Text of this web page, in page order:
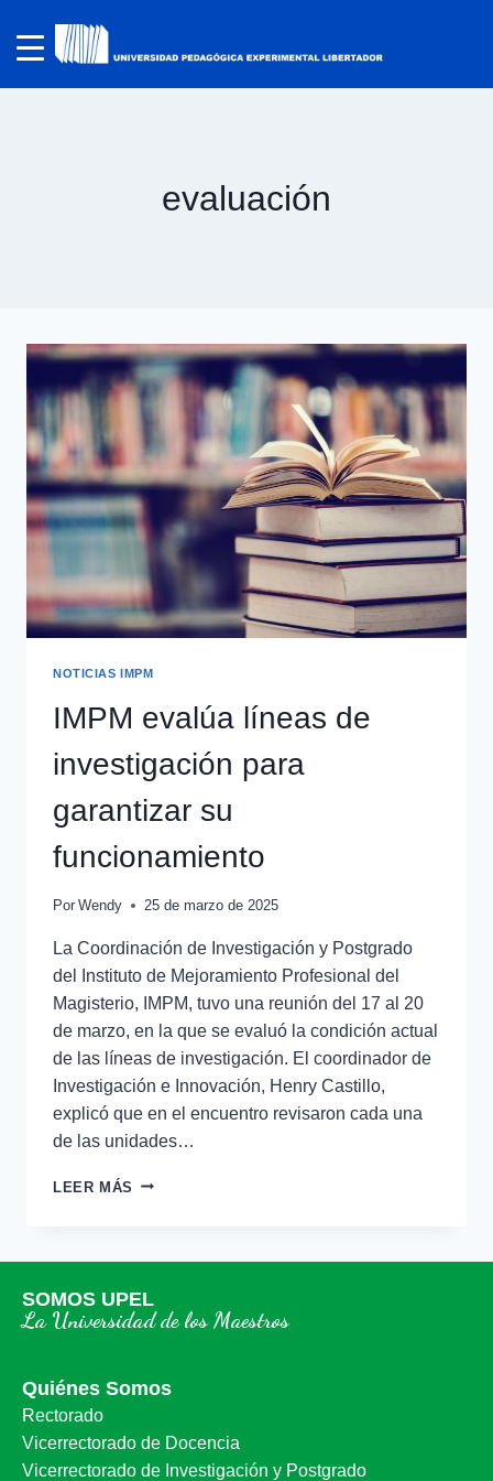
evaluación
NOTICIAS IMPM
IMPM evalúa líneas de
investigación para
garantizar su
funcionamiento
Por Wendy 25 de marzo de 2025
La Coordinación de Investigación y Postgrado
del Instituto de Mejoramiento Profesional del
Magisterio, IMPM, tuvo una reunión del 17 al 20
de marzo, en la que se evaluó la condición actual
de las líneas de investigación. El coordinador de
Investigación e Innovación, Henry Castillo,
explicó que en el encuentro revisaron cada una
de las unidades…
LEER MÁS
SOMOS UPEL
La Universidad de los Maestros
Quiénes Somos
Rectorado
Vicerrectorado de Docencia
Vicerrectorado de Investigación y Postgrado